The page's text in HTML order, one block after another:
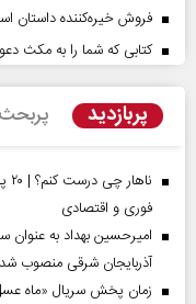
فروش خیره‌کننده داستان اسباب‌بازی ۵؛ بزرگ‌ترین
کتابی که شما را به مکث
پربازدید پربحث
فوری و اقتصادی
امیرحسین بهداد به
آذربایجان شرقی منصوب شد
زمان پخش سریال «ماه